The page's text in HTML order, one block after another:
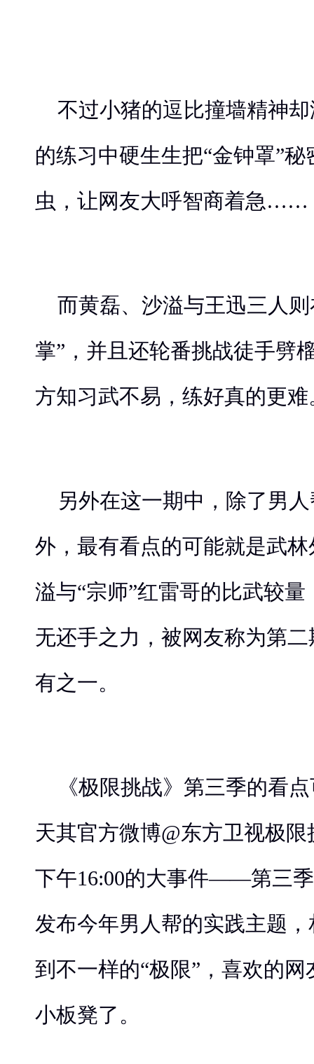
不过小猪的逗比撞墙精神
的练习中硬生生把“金钟罩”
虫，让网友大呼智商着急……
而黄磊、沙溢与王迅三人
掌”，并且还轮番挑战徒手劈
方知习武不易，练好真的更难
另外在这一期中，除了男
外，最有看点的可能就是武
溢与“宗师”红雷哥的比武较
无还手之力，被网友称为第
有之一。
《极限挑战》第三季的看
天其官方微博@东方卫视极
下午16:00的大事件——第三
发布今年男人帮的实践主题
到不一样的“极限”，喜欢的
小板凳了。